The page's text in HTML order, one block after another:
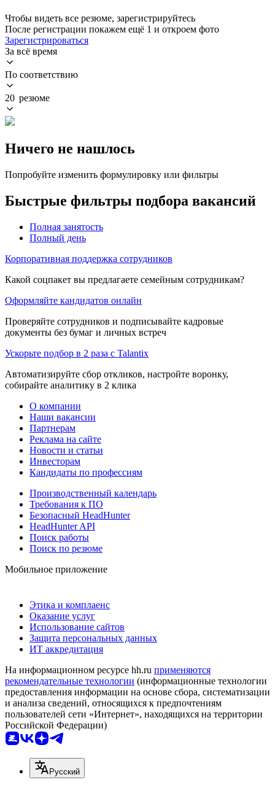
Чтобы видеть все резюме, зарегистрируйтесь
После регистрации покажем ещё 1 и откроем фото
Зарегистрироваться
За всё время
По соответствию
20 резюме
Ничего не нашлось
Попробуйте изменить формулировку или фильтры
Быстрые фильтры подбора вакансий
Полная занятость
Полный день
Корпоративная поддержка сотрудников
Какой соцпакет вы предлагаете семейным сотрудникам?
Оформляйте кандидатов онлайн
Проверяйте сотрудников и подписывайте кадровые
документы без бумаг и личных встреч
Ускорьте подбор в 2 раза с Talantix
Автоматизируйте сбор откликов, настройте воронку,
собирайте аналитику в 2 клика
О компании
Наши вакансии
Партнерам
Реклама на сайте
Новости и статьи
Инвесторам
Кандидаты по профессиям
Производственный календарь
Требования к ПО
Безопасный HeadHunter
HeadHunter API
Поиск работы
Поиск по резюме
Мобильное приложение
Этика и комплаенс
Оказание услуг
Использование сайтов
Защита персональных данных
ИТ аккредитация
На информационном ресурсе hh.ru применяются
рекомендательные технологии (информационные технологии
предоставления информации на основе сбора, систематизации
и анализа сведений, относящихся к предпочтениям
пользователей сети «Интернет», находящихся на территории
Российской Федерации)
Русский